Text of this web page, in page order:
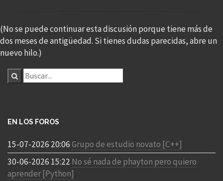
(No se puede continuar esta discusión porque tiene más de
dos meses de antigüedad. Si tienes dudas parecidas, abre un
nuevo hilo.)
EN LOS FOROS
15-07-2026 20:06Grupo de estudio novato [C++]
30-06-2026 15:22 No sé nada de phayton pero quiero
aprender [Python]